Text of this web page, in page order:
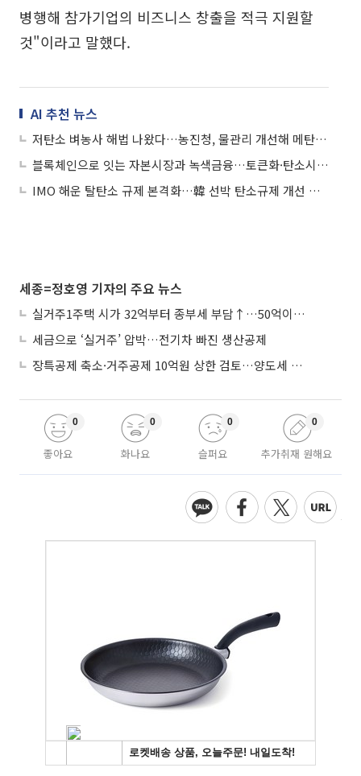
병행해 참가기업의 비즈니스 창출을 적극 지원할
것"이라고 말했다.
AI 추천 뉴스
저탄소 벼농사 해법 나왔다…농진청, 물관리 개선해 메탄 44% 감축
블록체인으로 잇는 자본시장과 녹색금융…토큰화·탄소시장 접점 부각
IMO 해운 탈탄소 규제 본격화…韓 선박 탄소규제 개선 논의 주도
세종=정호영 기자의 주요 뉴스
실거주1주택 시가 32억부터 종부세 부담↑…50억이면 454→979만원
세금으로 ‘실거주’ 압박…전기차 빠진 생산공제
장특공제 축소·거주공제 10억원 상한 검토…양도세 실거주 중심 개편
좋아요
0
화나요
0
슬퍼요
0
추가취재 원해요
0